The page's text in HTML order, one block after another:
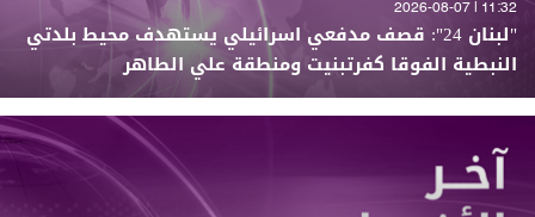
11:32 | 2026-08-07
"لبنان 24": قصف مدفعي اسرائيلي يستهدف محيط بلدتي
النبطية الفوقا كفرتبنيت ومنطقة علي الطاهر